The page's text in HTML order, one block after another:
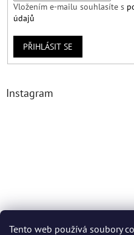
Tento web používá soubory
Vložením e-mailu souhlasíte s
údajů
PŘIHLÁSIT SE
Instagram